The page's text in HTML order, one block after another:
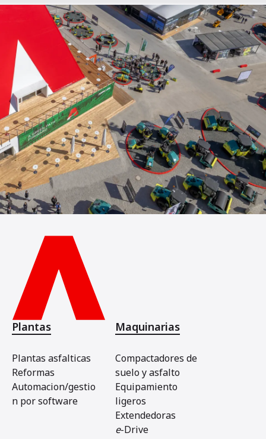
Plantas
Plantas asfalticas
Reformas
Automacion/gestio
n por software
Maquinarias
Compactadores de
suelo y asfalto
Equipamiento
ligeros
Extendedoras
e-Drive